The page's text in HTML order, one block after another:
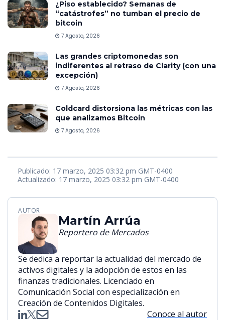
¿Piso establecido? Semanas de
“catástrofes” no tumban el precio de
bitcoin
7 Agosto, 2026
Las grandes criptomonedas son
indiferentes al retraso de Clarity (con una
excepción)
7 Agosto, 2026
Coldcard distorsiona las métricas con las
que analizamos Bitcoin
7 Agosto, 2026
Publicado: 17 marzo, 2025 03:32 pm GMT-0400
Actualizado: 17 marzo, 2025 03:32 pm GMT-0400
AUTOR
Martín Arrúa
Reportero de Mercados
Se dedica a reportar la actualidad del mercado de
activos digitales y la adopción de estos en las
finanzas tradicionales. Licenciado en
Comunicación Social con especialización en
Creación de Contenidos Digitales.
Conoce al autor